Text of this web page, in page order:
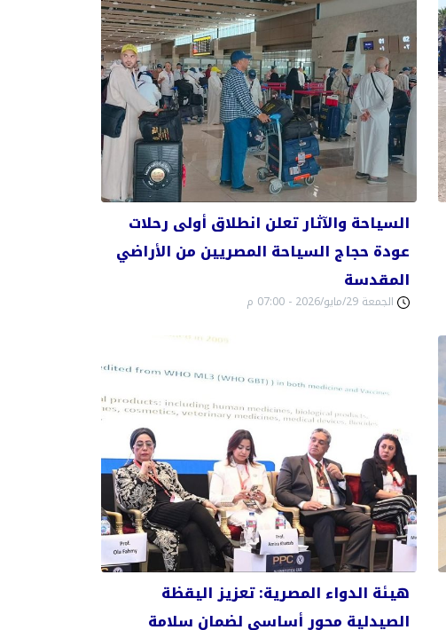
السياحة والآثار تعلن انطلاق أولى رحلات
عودة حجاج السياحة المصريين من الأراضي
المقدسة
الجمعة 29/مايو/2026 - 07:00 م
هيئة الدواء المصرية: تعزيز اليقظة
الصيدلية محور أساسي لضمان سلامة